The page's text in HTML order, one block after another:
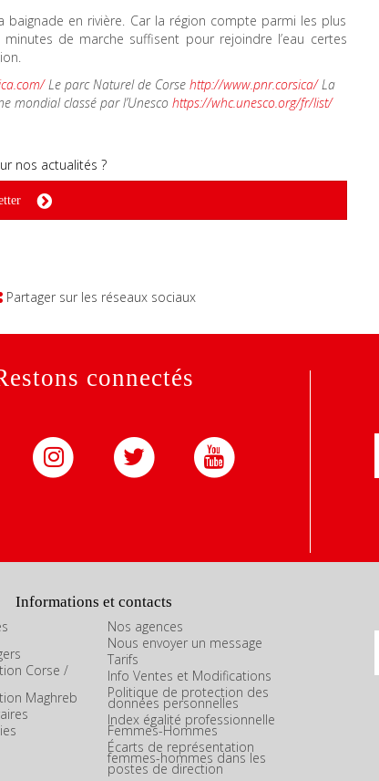
en rivière. Car la région compte parmi les plus
de marche suffisent pour rejoindre l’eau certes
Le parc Naturel de Corse http://www.pnr.corsica/La
mondial classé par l’Unesco https://whc.unesco.org/fr/list/
nos actualités ?
Partager sur les réseaux sociaux
connectés
Informations et contacts
Corse /
Maghreb
Nos agences
Nous envoyer un message
Tarifs
Info Ventes et Modifications
Politique de protection des
données personnelles
Index égalité professionnelle
Femmes-Hommes
Écarts de représentation
femmes-hommes dans les
postes de direction